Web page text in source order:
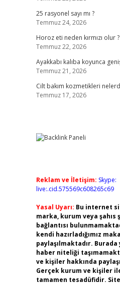
25 rasyonel sayı mı ?
Temmuz 24, 2026
Horoz eti neden kırmızı olur ?
Temmuz 22, 2026
Ayakkabı kalıba koyunca
Temmuz 21, 2026
Cilt bakım kozmetikleri
Temmuz 17, 2026
Reklam ve İletişim: Skype:
live:.cid.575569c608265c69
Yasal Uyarı: Bu internet
marka, kurum veya
bağlantısı
kendi hazırladığımız
paylaşılmaktadır.
haber niteliği
ve kişiler hakkında
Gerçek kurum ve kişiler
tamamen tesadüfidir.